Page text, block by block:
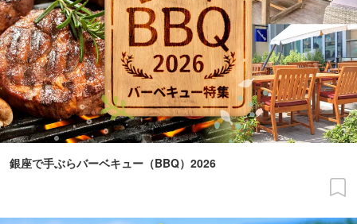
銀座で手ぶらバーベキュー（BBQ）2026